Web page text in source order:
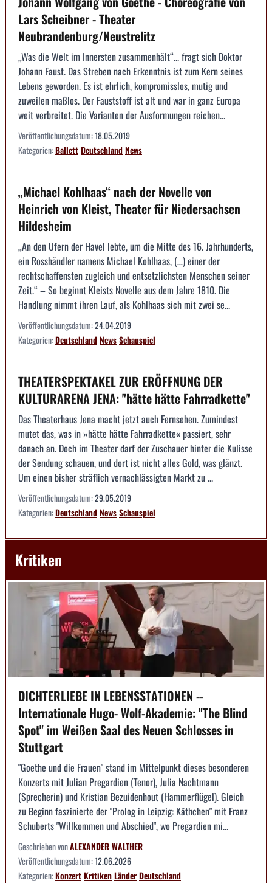
Lars Scheibner - Theater
Neubrandenburg/Neustrelitz
„Was die Welt im Innersten zusammenhält“... fragt sich Doktor
Johann Faust. Das Streben nach Erkenntnis ist zum Kern seines
Lebens geworden. Es ist ehrlich, kompromisslos, mutig und
zuweilen maßlos. Der Fauststoff ist alt und war in ganz Europa
weit verbreitet. Die Varianten der Ausformungen reichen...
Veröffentlichungsdatum:18.05.2019
Kategorien:BallettDeutschlandNews
„Michael Kohlhaas“ nach der Novelle von
Heinrich von Kleist, Theater für Niedersachsen
Hildesheim
„An den Ufern der Havel lebte, um die Mitte des 16. Jahrhunderts,
ein Rosshändler namens Michael Kohlhaas, (…) einer der
rechtschaffensten zugleich und entsetzlichsten Menschen seiner
Zeit.“ – So beginnt Kleists Novelle aus dem Jahre 1810. Die
Handlung nimmt ihren Lauf, als Kohlhaas sich mit zwei se...
Veröffentlichungsdatum:24.04.2019
Kategorien:DeutschlandNewsSchauspiel
THEATERSPEKTAKEL ZUR ERÖFFNUNG DER
KULTURARENA JENA: "hätte hätte Fahrradkette"
Das Theaterhaus Jena macht jetzt auch Fernsehen. Zumindest
mutet das, was in »hätte hätte Fahrradkette« passiert, sehr
danach an. Doch im Theater darf der Zuschauer hinter die Kulisse
der Sendung schauen, und dort ist nicht alles Gold, was glänzt.
Um einen bisher sträflich vernachlässigten Markt zu ...
Veröffentlichungsdatum:29.05.2019
Kategorien:DeutschlandNewsSchauspiel
Kritiken
DICHTERLIEBE IN LEBENSSTATIONEN --
Internationale Hugo- Wolf-Akademie: "The Blind
Spot" im Weißen Saal des Neuen Schlosses in
Stuttgart
"Goethe und die Frauen" stand im Mittelpunkt dieses besonderen
Konzerts mit Julian Pregardien (Tenor), Julia Nachtmann
(Sprecherin) und Kristian Bezuidenhout (Hammerflügel). Gleich
zu Beginn faszinierte der "Prolog in Leipzig: Käthchen" mit Franz
Schuberts "Willkommen und Abschied", wo Pregardien mi...
Geschrieben vonALEXANDER WALTHER
Veröffentlichungsdatum:12.06.2026
Kategorien:KonzertKritikenLänderDeutschland